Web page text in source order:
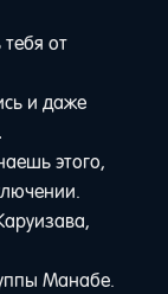
от
и даже
этого,
Манабе.